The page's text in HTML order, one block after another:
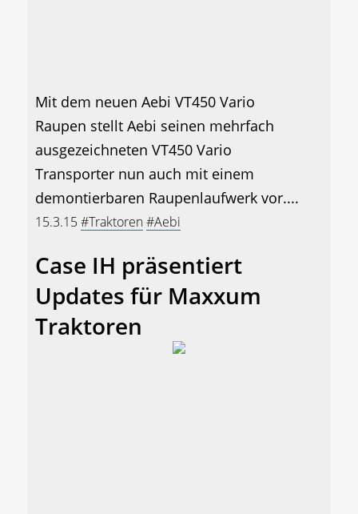
Mit dem neuen Aebi VT450 Vario
Raupen stellt Aebi seinen mehrfach
ausgezeichneten VT450 Vario
Transporter nun auch mit einem
demontierbaren Raupenlaufwerk vor....
15.3.15#Traktoren#Aebi
Case IH präsentiert
Updates für Maxxum
Traktoren